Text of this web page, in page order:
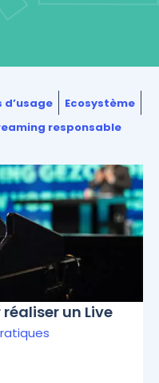
d’usage
Ecosystème
responsable
un Live